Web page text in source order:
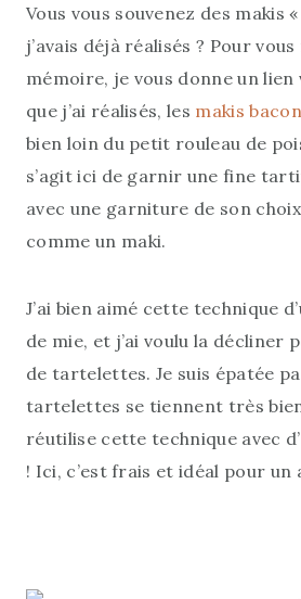
Vous vous souvenez des makis
j’avais déjà réalisés ? Pour
mémoire, je vous donne un
que j’ai réalisés, les makis
bien loin du petit rouleau de
s’agit ici de garnir une fine
avec une garniture de son
comme un maki.
J’ai bien aimé cette technique
de mie, et j’ai voulu la décliner
de tartelettes. Je suis épatée
tartelettes se tiennent très
réutilise cette technique avec
! Ici, c’est frais et idéal pour un